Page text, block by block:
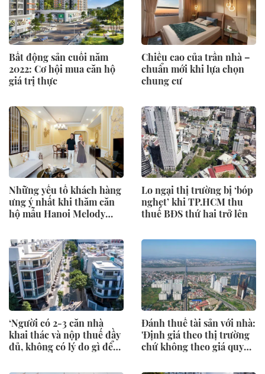
Bất động sản cuối năm
2022: Cơ hội mua căn hộ
giá trị thực
Chiều cao của trần nhà –
chuẩn mới khi lựa chọn
chung cư
Những yếu tố khách hàng
ưng ý nhất khi thăm căn
hộ mẫu Hanoi Melody
Lo ngại thị trường bị ‘bóp
nghẹt’ khi TP.HCM thu
thuế BĐS thứ hai trở lên
‘Người có 2-3 căn nhà
khai thác và nộp thuế đầy
đủ, không có lý do gì để
Đánh thuế tài sản với nhà:
'Định giá theo thị trường
chứ không theo giá quy